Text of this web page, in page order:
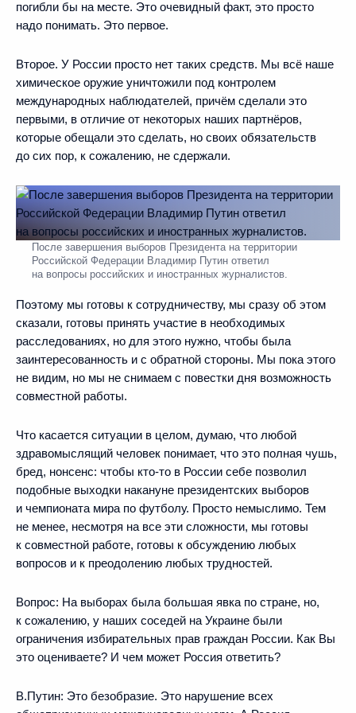
погибли бы на месте. Это очевидный факт, это просто
надо понимать. Это первое.
Второе. У России просто нет таких средств. Мы всё наше
химическое оружие уничтожили под контролем
международных наблюдателей, причём сделали это
первыми, в отличие от некоторых наших партнёров,
которые обещали это сделать, но своих обязательств
до сих пор, к сожалению, не сдержали.
После завершения выборов Президента на территории
Российской Федерации Владимир Путин ответил
на вопросы российских и иностранных журналистов.
Поэтому мы готовы к сотрудничеству, мы сразу об этом
сказали, готовы принять участие в необходимых
расследованиях, но для этого нужно, чтобы была
заинтересованность и с обратной стороны. Мы пока этого
не видим, но мы не снимаем с повестки дня возможность
совместной работы.
Что касается ситуации в целом, думаю, что любой
здравомыслящий человек понимает, что это полная чушь,
бред, нонсенс: чтобы кто-то в России себе позволил
подобные выходки накануне президентских выборов
и чемпионата мира по футболу. Просто немыслимо. Тем
не менее, несмотря на все эти сложности, мы готовы
к совместной работе, готовы к обсуждению любых
вопросов и к преодолению любых трудностей.
Вопрос: На выборах была большая явка по стране, но,
к сожалению, у наших соседей на Украине были
ограничения избирательных прав граждан России. Как Вы
это оцениваете? И чем может Россия ответить?
В.Путин: Это безобразие. Это нарушение всех